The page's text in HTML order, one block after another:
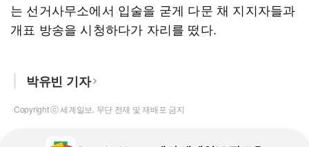
는 선거사무소에서 입술을 굳게 다문 채 지지자들과
개표 방송을 시청하다가 자리를 떴다.
박유빈 기자
Copyright ⓒ 세계일보. 무단 전재 및 재배포 금지